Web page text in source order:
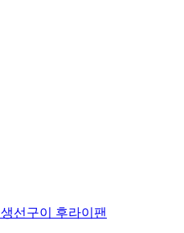
선구이 후라이팬